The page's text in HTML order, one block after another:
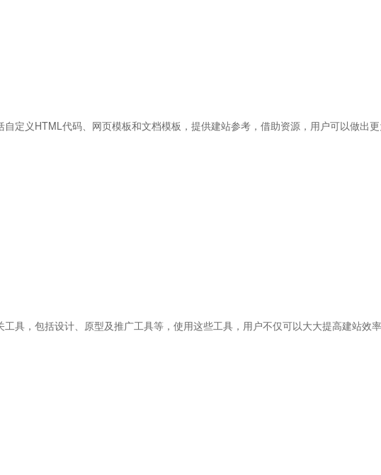
定义HTML代码、网页模板和文档模板，提供建站参考，借助资源，用户可以做出
具，包括设计、原型及推广工具等，使用这些工具，用户不仅可以大大提高建站效